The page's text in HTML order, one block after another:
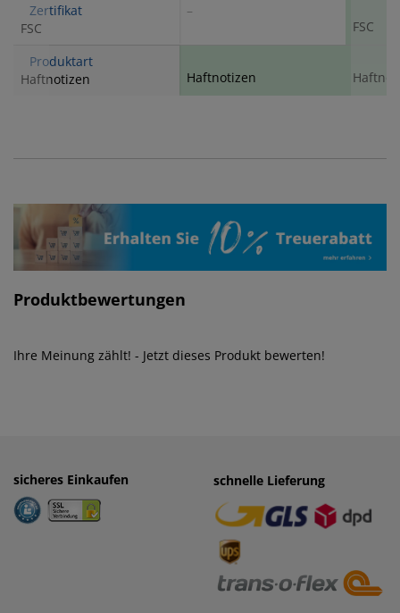
Zertifikat
FSC
–
FSC
Produktart
Haftnotizen
Haftnotizen
Produktbewertungen
Ihre Meinung zählt! - Jetzt dieses Produkt bewerten!
sicheres Einkaufen einfaches Zahlen
· Rechnung
· Vorkasse
schnelle Lieferung